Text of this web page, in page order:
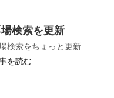
検索を更新
検索をちょっと更新
を読む